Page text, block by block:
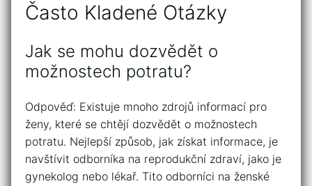
Často Kladené Otázky
Jak se mohu dozvědět o
možnostech potratu?
Odpověď: Existuje mnoho zdrojů informací pro
ženy, které se chtějí dozvědět o možnostech
potratu. Nejlepší způsob, jak získat informace, je
navštívit odborníka na reprodukční zdraví, jako je
gynekolog nebo lékař. Tito odborníci na ženské